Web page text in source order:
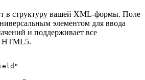
в структуру вашей XML-формы. Поле
элементом для ввода
и поддерживает все
HTML5.